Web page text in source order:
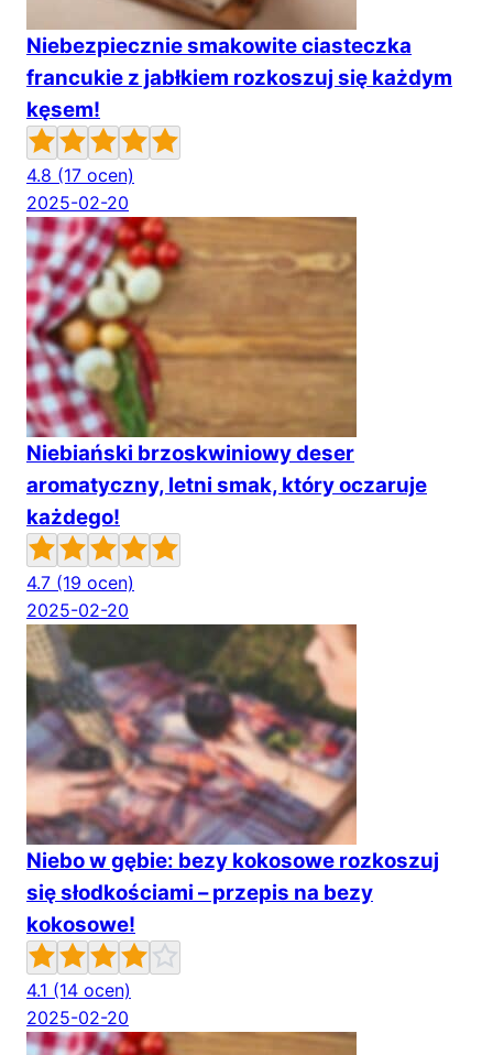
Niebezpiecznie smakowite ciasteczka
francukie z jabłkiem rozkoszuj się każdym
kęsem!
4.8 (17 ocen)
2025-02-20
Niebiański brzoskwiniowy deser
aromatyczny, letni smak, który oczaruje
każdego!
4.7 (19 ocen)
2025-02-20
Niebo w gębie: bezy kokosowe rozkoszuj
się słodkościami – przepis na bezy
kokosowe!
4.1 (14 ocen)
2025-02-20